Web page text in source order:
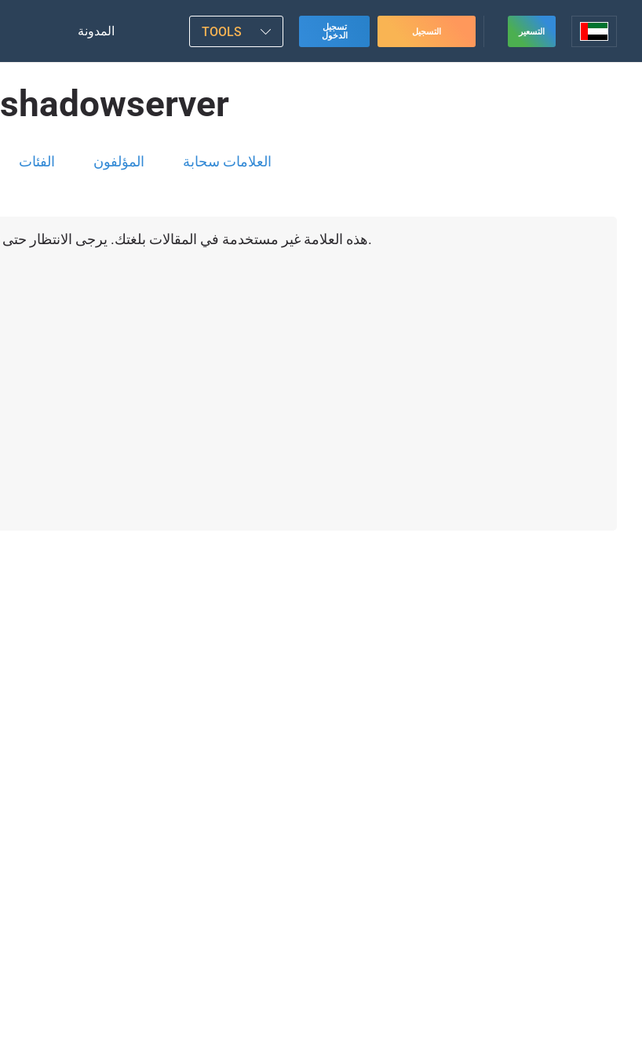
المدونة TOOLS
تسجيل
الدخول
التسجيل التسعير
shadowserver
الفئات المؤلفون العلامات سحابة